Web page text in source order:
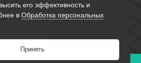
0
его эффективность и
в Обработка персональных
Принять